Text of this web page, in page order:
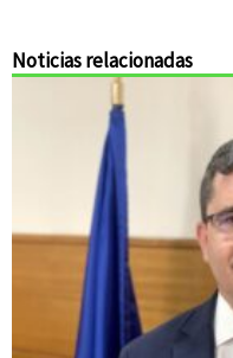
Noticias relacionadas